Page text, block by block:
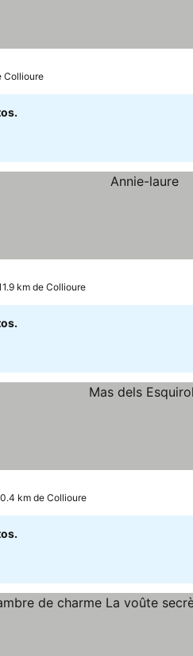
Collioure
km de Collioure
km de Collioure